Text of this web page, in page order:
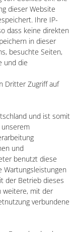
dieser Website
Ihre IP-
dass keine direkten
in dieser
besuchte Seiten,
und die
Dritter Zugriff auf
und ist somit
und
benutzt diese
Wartungsleistungen
der Betrieb dieses
weitere, mit der
verbundene